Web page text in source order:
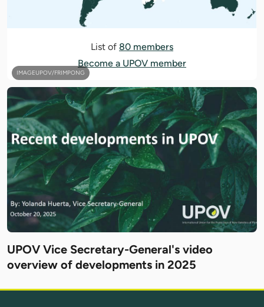
List of 80 members
Become a UPOV member
IMAGEUPOV/FRIMPONG
UPOV Vice Secretary-General's video
overview of developments in 2025